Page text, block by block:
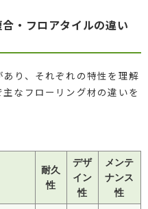
・フロアタイルの違い
り、それぞれの特性を理解
なフローリング材の違いを
耐久
性
デザ
イン
性
メンテ
ナンス
性